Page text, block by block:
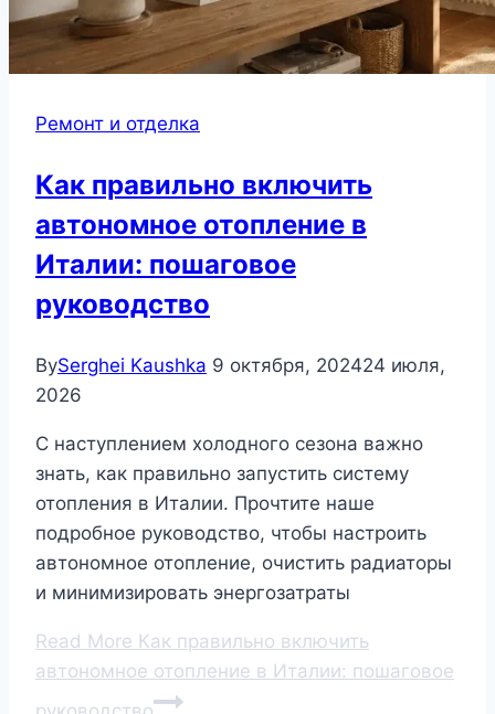
Ремонт и отделка
Как правильно включить
автономное отопление в
Италии: пошаговое
руководство
BySerghei Kaushka 9 октября, 202424 июля,
2026
С наступлением холодного сезона важно
знать, как правильно запустить систему
отопления в Италии. Прочтите наше
подробное руководство, чтобы настроить
автономное отопление, очистить радиаторы
и минимизировать энергозатраты
Read More Как правильно включить
автономное отопление в Италии: пошаговое